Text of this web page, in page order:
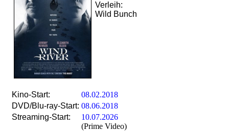
Verleih:
Wild Bunch
Kino-Start:
08.02.2018
DVD/Blu-ray-Start: 08.06.2018
Streaming-Start:
10.07.2026
(Prime Video)